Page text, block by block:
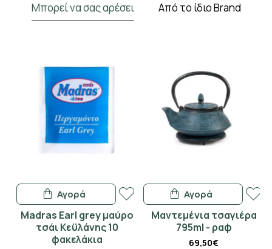
Μπορεί να σας αρέσει Από το ίδιο Brand
Madras Earl grey μαύρο
τσάι Κεϋλάνης 10
φακελάκια
Αγορά
Μαντεμένια τσαγιέρα
795ml - ραφ
69,50€
Αγορά